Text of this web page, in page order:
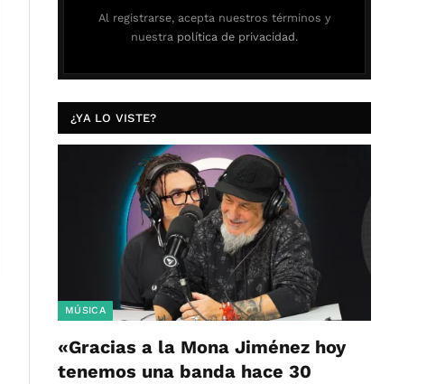
Al registrarse, acepta nuestros términos y
nuestra política de privacidad.
¿YA LO VISTE?
MÚSICA
«Gracias a la Mona Jiménez hoy
tenemos una banda hace 30